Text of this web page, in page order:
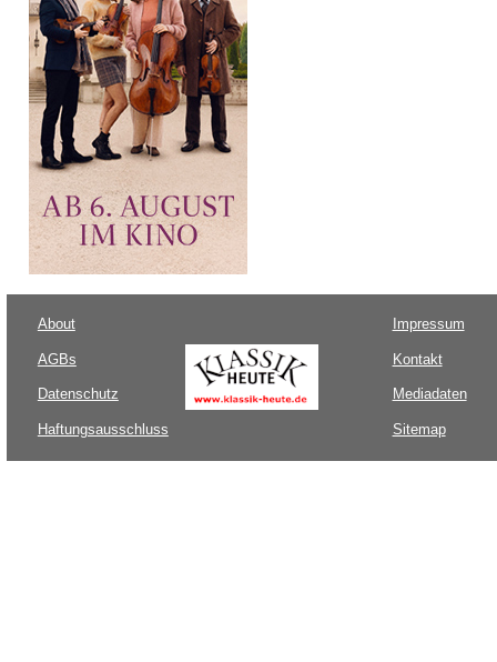
About
AGBs
Datenschutz
Haftungsausschluss
Impressum
Kontakt
Mediadaten
Sitemap